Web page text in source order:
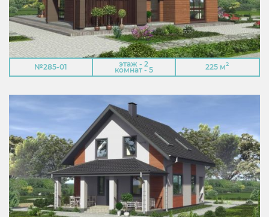
№285-01 этаж - 2
комнат - 5 225 м2